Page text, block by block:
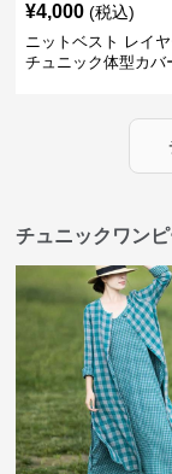
¥4,000 (税込)
ニットベスト レイ
チュニック体型カバ
チュニックワン